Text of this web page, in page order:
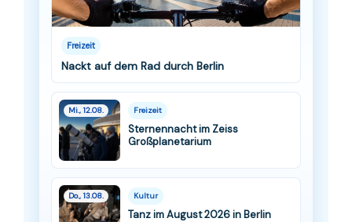
Freizeit
Nackt auf dem Rad durch Berlin
Mi., 12.08. Freizeit
Sternennacht im Zeiss
Großplanetarium
Do., 13.08. Kultur
Tanz im August 2026 in Berlin